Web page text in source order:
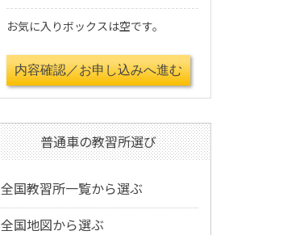
お気に入りボックスは空です。
普通車の教習所選び
全国教習所一覧から選ぶ
全国地図から選ぶ